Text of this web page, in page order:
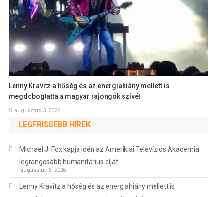
Lenny Kravitz a hőség és az energiahiány mellett is
megdobogtatta a magyar rajongók szívét
augusztus 3, 2026
LEGFRISSEBB HÍREK
Michael J. Fox kapja idén az Amerikiai Televíziós Akadémia
legrangosabb humanitárius díját
augusztus 6, 2026
Lenny Kravitz a hőség és az energiahiány mellett is